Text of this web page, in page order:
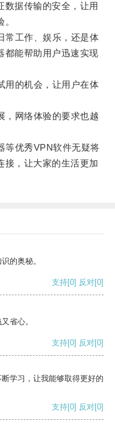
数据传输的安全，让用
工作、娱乐，还是体
都能帮助用户迅速实现
的机会，让用户在体
网络体验的要求也越
优秀VPN软件无疑将
接，让大家的生活更加
的奥秘。
支持[0] 反对[0]
省心。
支持[0] 反对[0]
学习，让我能够取得更好的
支持[0] 反对[0]